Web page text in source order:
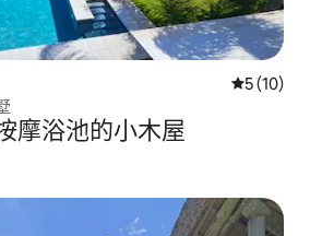
從 10 則
5 (10)
摩浴池的小木屋